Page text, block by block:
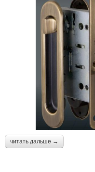
читать дальше →